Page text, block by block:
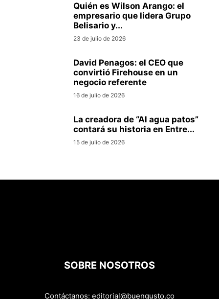
Quién es Wilson Arango: el
empresario que lidera Grupo
Belisario y...
23 de julio de 2026
David Penagos: el CEO que
convirtió Firehouse en un
negocio referente
16 de julio de 2026
La creadora de “Al agua patos”
contará su historia en Entre...
15 de julio de 2026
SOBRE NOSOTROS
Contáctanos: editorial@buengusto.co